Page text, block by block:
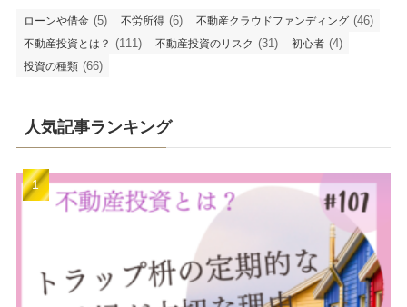
ローンや借金 (5) 不労所得 (6) 不動産クラウドファンディング (46)
不動産投資とは？ (111) 不動産投資のリスク (31) 初心者 (4)
投資の種類 (66)
人気記事ランキング